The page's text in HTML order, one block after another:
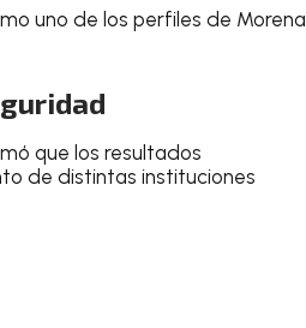
uno de los perfiles de Morena
que los resultados
de distintas instituciones